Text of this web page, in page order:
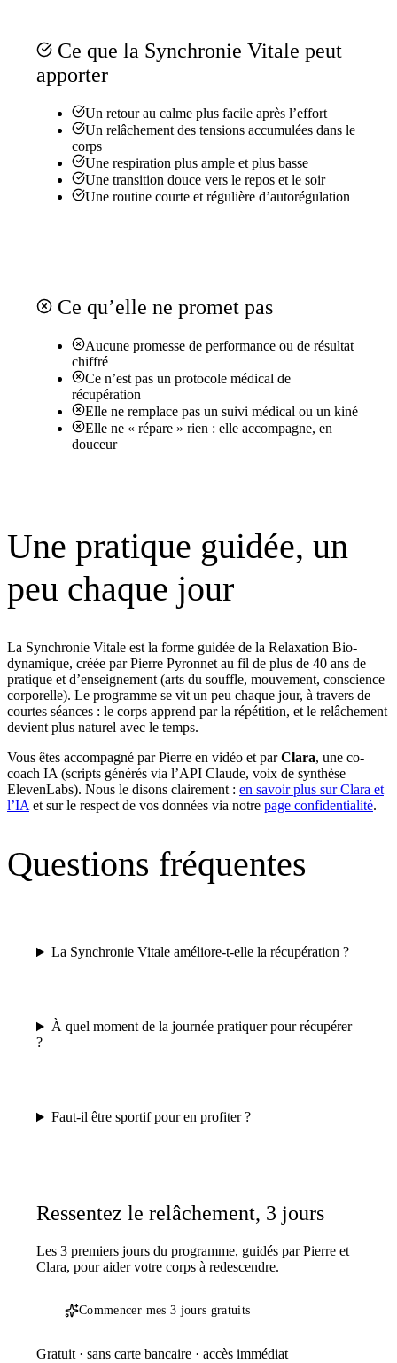
Ce que la Synchronie Vitale peut
apporter
Un retour au calme plus facile après l’effort
Un relâchement des tensions accumulées dans le
corps
Une respiration plus ample et plus basse
Une transition douce vers le repos et le soir
Une routine courte et régulière d’autorégulation
Ce qu’elle ne promet pas
Aucune promesse de performance ou de résultat
chiffré
Ce n’est pas un protocole médical de
récupération
Elle ne remplace pas un suivi médical ou un kiné
Elle ne « répare » rien : elle accompagne, en
douceur
Une pratique guidée, un
peu chaque jour
La Synchronie Vitale est la forme guidée de la Relaxation Bio-
dynamique, créée par Pierre Pyronnet au fil de plus de 40 ans de
pratique et d’enseignement (arts du souffle, mouvement, conscience
corporelle). Le programme se vit un peu chaque jour, à travers de
courtes séances : le corps apprend par la répétition, et le relâchement
devient plus naturel avec le temps.
Vous êtes accompagné par Pierre en vidéo et parClara, une co-
coach IA (scripts générés via l’API Claude, voix de synthèse
ElevenLabs). Nous le disons clairement : en savoir plus sur Clara et
l’IA et sur le respect de vos données via notre page confidentialité.
Questions fréquentes
La Synchronie Vitale améliore-t-elle la récupération ?
À quel moment de la journée pratiquer pour récupérer
?
Faut-il être sportif pour en profiter ?
Ressentez le relâchement, 3 jours
Les 3 premiers jours du programme, guidés par Pierre et
Clara, pour aider votre corps à redescendre.
Commencer mes 3 jours gratuits
Gratuit · sans carte bancaire · accès immédiat